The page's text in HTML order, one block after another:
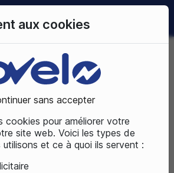
aux cookies
sans accepter
cookies pour améliorer votre
site web. Voici les types de
et ce à quoi ils servent :
70 LUNDI AU SAMEDIDE 10H À 19H